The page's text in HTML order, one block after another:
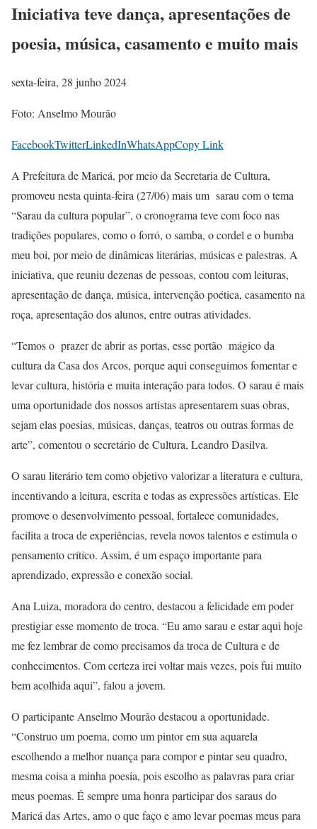
Iniciativa teve dança, apresentações de
poesia, música, casamento e muito mais
sexta-feira, 28 junho 2024
Foto: Anselmo Mourão
FacebookTwitterLinkedInWhatsAppCopy Link
A Prefeitura de Maricá, por meio da Secretaria de Cultura,
promoveu nesta quinta-feira (27/06) mais um sarau com o tema
“Sarau da cultura popular”, o cronograma teve com foco nas
tradições populares, como o forró, o samba, o cordel e o bumba
meu boi, por meio de dinâmicas literárias, músicas e palestras. A
iniciativa, que reuniu dezenas de pessoas, contou com leituras,
apresentação de dança, música, intervenção poética, casamento na
roça, apresentação dos alunos, entre outras atividades.
“Temos o prazer de abrir as portas, esse portão mágico da
cultura da Casa dos Arcos, porque aqui conseguimos fomentar e
levar cultura, história e muita interação para todos. O sarau é mais
uma oportunidade dos nossos artistas apresentarem suas obras,
sejam elas poesias, músicas, danças, teatros ou outras formas de
arte”, comentou o secretário de Cultura, Leandro Dasilva.
O sarau literário tem como objetivo valorizar a literatura e cultura,
incentivando a leitura, escrita e todas as expressões artísticas. Ele
promove o desenvolvimento pessoal, fortalece comunidades,
facilita a troca de experiências, revela novos talentos e estimula o
pensamento crítico. Assim, é um espaço importante para
aprendizado, expressão e conexão social.
Ana Luiza, moradora do centro, destacou a felicidade em poder
prestigiar esse momento de troca. “Eu amo sarau e estar aqui hoje
me fez lembrar de como precisamos da troca de Cultura e de
conhecimentos. Com certeza irei voltar mais vezes, pois fui muito
bem acolhida aqui”, falou a jovem.
O participante Anselmo Mourão destacou a oportunidade.
“Construo um poema, como um pintor em sua aquarela
escolhendo a melhor nuança para compor e pintar seu quadro,
mesma coisa a minha poesia, pois escolho as palavras para criar
meus poemas. É sempre uma honra participar dos saraus do
Maricá das Artes, amo o que faço e amo levar poemas meus para